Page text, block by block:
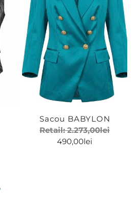
Sacou BABYLON
Retail:2.273,00lei
490,00lei